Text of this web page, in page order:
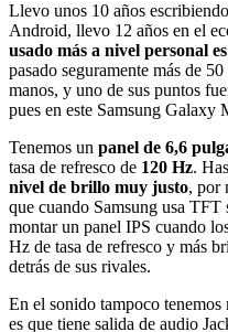
Llevo unos 10 años
Android, llevo 12 años en el
usado más a nivel personal
pasado seguramente más de
manos, y uno de sus puntos
pues en este Samsung Galaxy
Tenemos un panel de 6,6
tasa de refresco de 120 Hz.
nivel de brillo muy justo, por
que cuando Samsung usa
montar un panel IPS cuando
Hz de tasa de refresco y más
detrás de sus rivales.
En el sonido tampoco tenemos
es que tiene salida de audio